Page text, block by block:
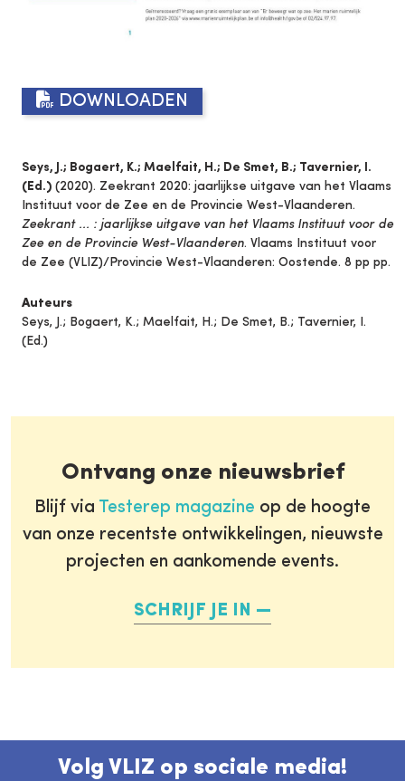
DOWNLOADEN
Seys, J.; Bogaert, K.; Maelfait, H.; De Smet, B.; Tavernier, I.
(Ed.) (2020). Zeekrant 2020: jaarlijkse uitgave van het Vlaams
Instituut voor de Zee en de Provincie West-Vlaanderen.
Zeekrant ... : jaarlijkse uitgave van het Vlaams Instituut voor de
Zee en de Provincie West-Vlaanderen. Vlaams Instituut voor
de Zee (VLIZ)/Provincie West-Vlaanderen: Oostende. 8 pp pp.
Auteurs
Seys, J.; Bogaert, K.; Maelfait, H.; De Smet, B.; Tavernier, I.
(Ed.)
Ontvang onze nieuwsbrief
Blijf via Testerep magazine op de hoogte
van onze recentste ontwikkelingen, nieuwste
projecten en aankomende events.
SCHRIJF JE IN
Volg VLIZ op sociale media!